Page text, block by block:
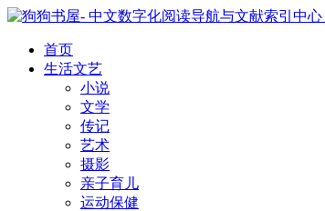
首页
生活文艺
小说
文学
传记
艺术
摄影
亲子育儿
运动保健